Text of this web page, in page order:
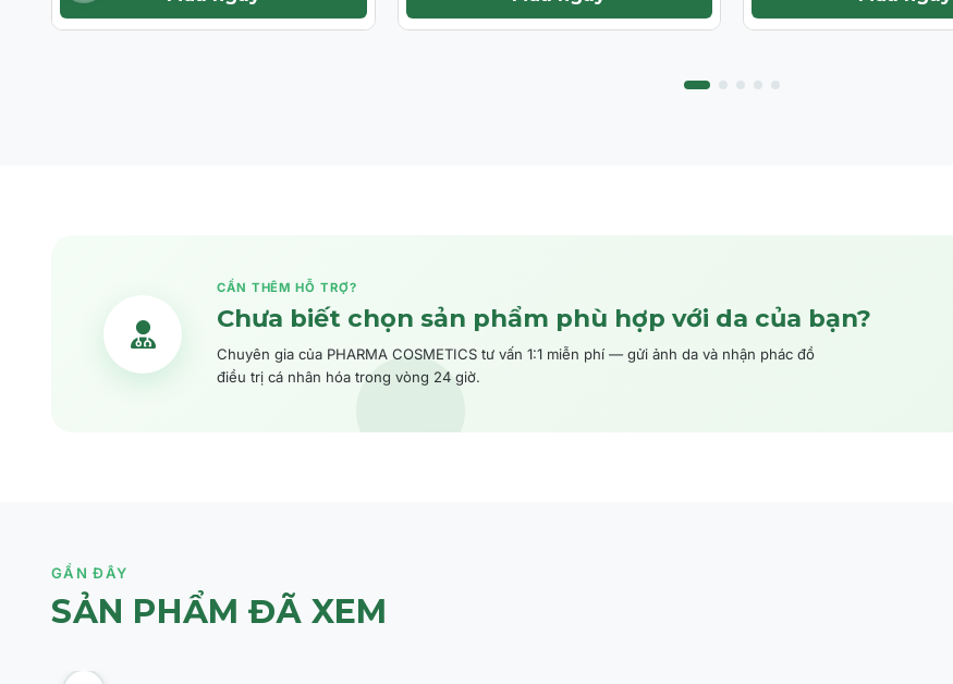
CẦN THÊM HỖ TRỢ?
Chưa biết chọn sản phẩm phù hợp với da của bạn?
Chuyên gia của PHARMA COSMETICS tư vấn 1:1 miễn phí — gửi ảnh da và nhận phác đồ
điều trị cá nhân hóa trong vòng 24 giờ.
GẦN ĐÂY
SẢN PHẨM ĐÃ XEM